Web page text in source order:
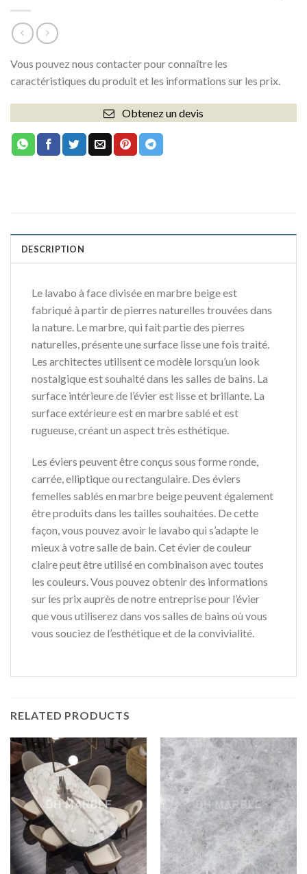
Vous pouvez nous contacter pour connaître les
caractéristiques du produit et les informations sur les prix.
Obtenez un devis
DESCRIPTION
Le lavabo à face divisée en marbre beige est
fabriqué à partir de pierres naturelles trouvées dans
la nature. Le marbre, qui fait partie des pierres
naturelles, présente une surface lisse une fois traité.
Les architectes utilisent ce modèle lorsqu’un look
nostalgique est souhaité dans les salles de bains. La
surface intérieure de l’évier est lisse et brillante. La
surface extérieure est en marbre sablé et est
rugueuse, créant un aspect très esthétique.
Les éviers peuvent être conçus sous forme ronde,
carrée, elliptique ou rectangulaire. Des éviers
femelles sablés en marbre beige peuvent également
être produits dans les tailles souhaitées. De cette
façon, vous pouvez avoir le lavabo qui s’adapte le
mieux à votre salle de bain. Cet évier de couleur
claire peut être utilisé en combinaison avec toutes
les couleurs. Vous pouvez obtenir des informations
sur les prix auprès de notre entreprise pour l’évier
que vous utiliserez dans vos salles de bains où vous
vous souciez de l’esthétique et de la convivialité.
RELATED PRODUCTS